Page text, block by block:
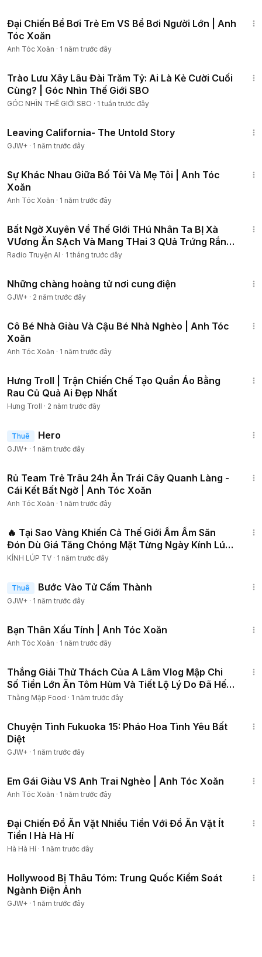
Đại Chiến Bể Bơi Trẻ Em VS Bể Bơi Người Lớn | Anh
Tóc Xoăn
Anh Tóc Xoăn · 1 năm trước đây
Trào Lưu Xây Lâu Đài Trăm Tỷ: Ai Là Kẻ Cười Cuối
Cùng? | Góc Nhìn Thế Giới SBO
GÓC NHÌN THẾ GIỚI SBO · 1 tuần trước đây
Leaving California- The Untold Story
GJW+ · 1 năm trước đây
Sự Khác Nhau Giữa Bố Tôi Và Mẹ Tôi | Anh Tóc
Xoăn
Anh Tóc Xoăn · 1 năm trước đây
Bất Ngờ Xuyên Về Thế GIới THú Nhân Ta BỊ Xà
VƯơng Ăn SẠch Và Mang THai 3 QUả Trứng Rắn
Cấp 9 P2
Radio Truyện AI · 1 tháng trước đây
Những chàng hoàng tử nơi cung điện
GJW+ · 2 năm trước đây
Cô Bé Nhà Giàu Và Cậu Bé Nhà Nghèo | Anh Tóc
Xoăn
Anh Tóc Xoăn · 1 năm trước đây
Hưng Troll | Trận Chiến Chế Tạo Quần Áo Bằng
Rau Củ Quả Ai Đẹp Nhất
Hưng Troll · 2 năm trước đây
Thuê Hero
GJW+ · 1 năm trước đây
Rủ Team Trẻ Trâu 24h Ăn Trái Cây Quanh Làng -
Cái Kết Bất Ngờ | Anh Tóc Xoăn
Anh Tóc Xoăn · 1 năm trước đây
🔥 Tại Sao Vàng Khiến Cả Thế Giới Ầm Ầm Săn
Đón Dù Giá Tăng Chóng Mặt Từng Ngày Kính Lúp
TV
KÍNH LÚP TV · 1 năm trước đây
Thuê Bước Vào Tử Cấm Thành
GJW+ · 1 năm trước đây
Bạn Thân Xấu Tính | Anh Tóc Xoăn
Anh Tóc Xoăn · 1 năm trước đây
Thắng Giải Thử Thách Của A Lâm Vlog Mập Chi
Số Tiền Lớn Ăn Tôm Hùm Và Tiết Lộ Lý Do Đã Hết
Tiền
Thằng Mập Food · 1 năm trước đây
Chuyện Tình Fukuoka 15: Pháo Hoa Tình Yêu Bất
Diệt
GJW+ · 1 năm trước đây
Em Gái Giàu VS Anh Trai Nghèo | Anh Tóc Xoăn
Anh Tóc Xoăn · 1 năm trước đây
Đại Chiến Đồ Ăn Vặt Nhiều Tiền Với Đồ Ăn Vặt Ít
Tiền I Hà Hà Hí
Hà Hà Hí · 1 năm trước đây
Hollywood Bị Thâu Tóm: Trung Quốc Kiểm Soát
Ngành Điện Ảnh
GJW+ · 1 năm trước đây